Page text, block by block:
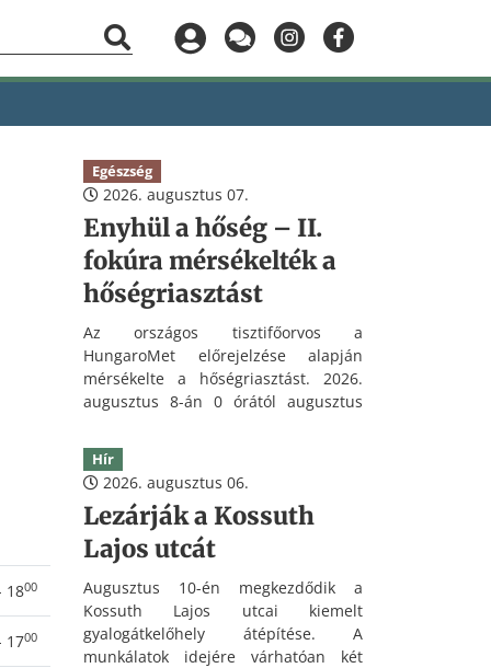
1800
1700
Egészség
2026. augusztus 07.
Enyhül a hőség – II.
fokúra mérsékelték a
hőségriasztást
Az országos tisztifőorvos a
HungaroMet előrejelzése alapján
mérsékelte a hőségriasztást. 2026.
augusztus 8-án 0 órától augusztus
lesz érvényben az ország teljes
területén.
Hír
2026. augusztus 06.
Lezárják a Kossuth
Lajos utcát
Augusztus 10-én megkezdődik a
Kossuth Lajos utcai kiemelt
gyalogátkelőhely átépítése. A
munkálatok idejére várhatóan két